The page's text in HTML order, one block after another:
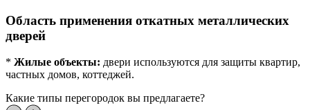
Область применения откатных металлических
дверей
* Жилые объекты: двери используются для защиты квартир,
частных домов, коттеджей.
Какие типы перегородок вы предлагаете?